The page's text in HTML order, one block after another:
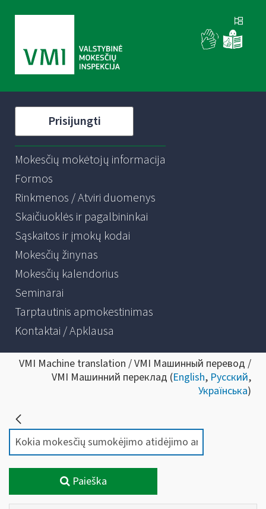
Prisijungti
Mokesčių mokėtojų informacija
Formos
Rinkmenos / Atviri duomenys
Skaičiuoklės ir pagalbininkai
Sąskaitos ir įmokų kodai
Mokesčių žinynas
Mokesčių kalendorius
Seminarai
Tarptautinis apmokestinimas
Kontaktai / Apklausa
VMI Machine translation / VMI Машинный перевод /
VMI Машинний переклад (English, Русский,
Українська)
Paieška